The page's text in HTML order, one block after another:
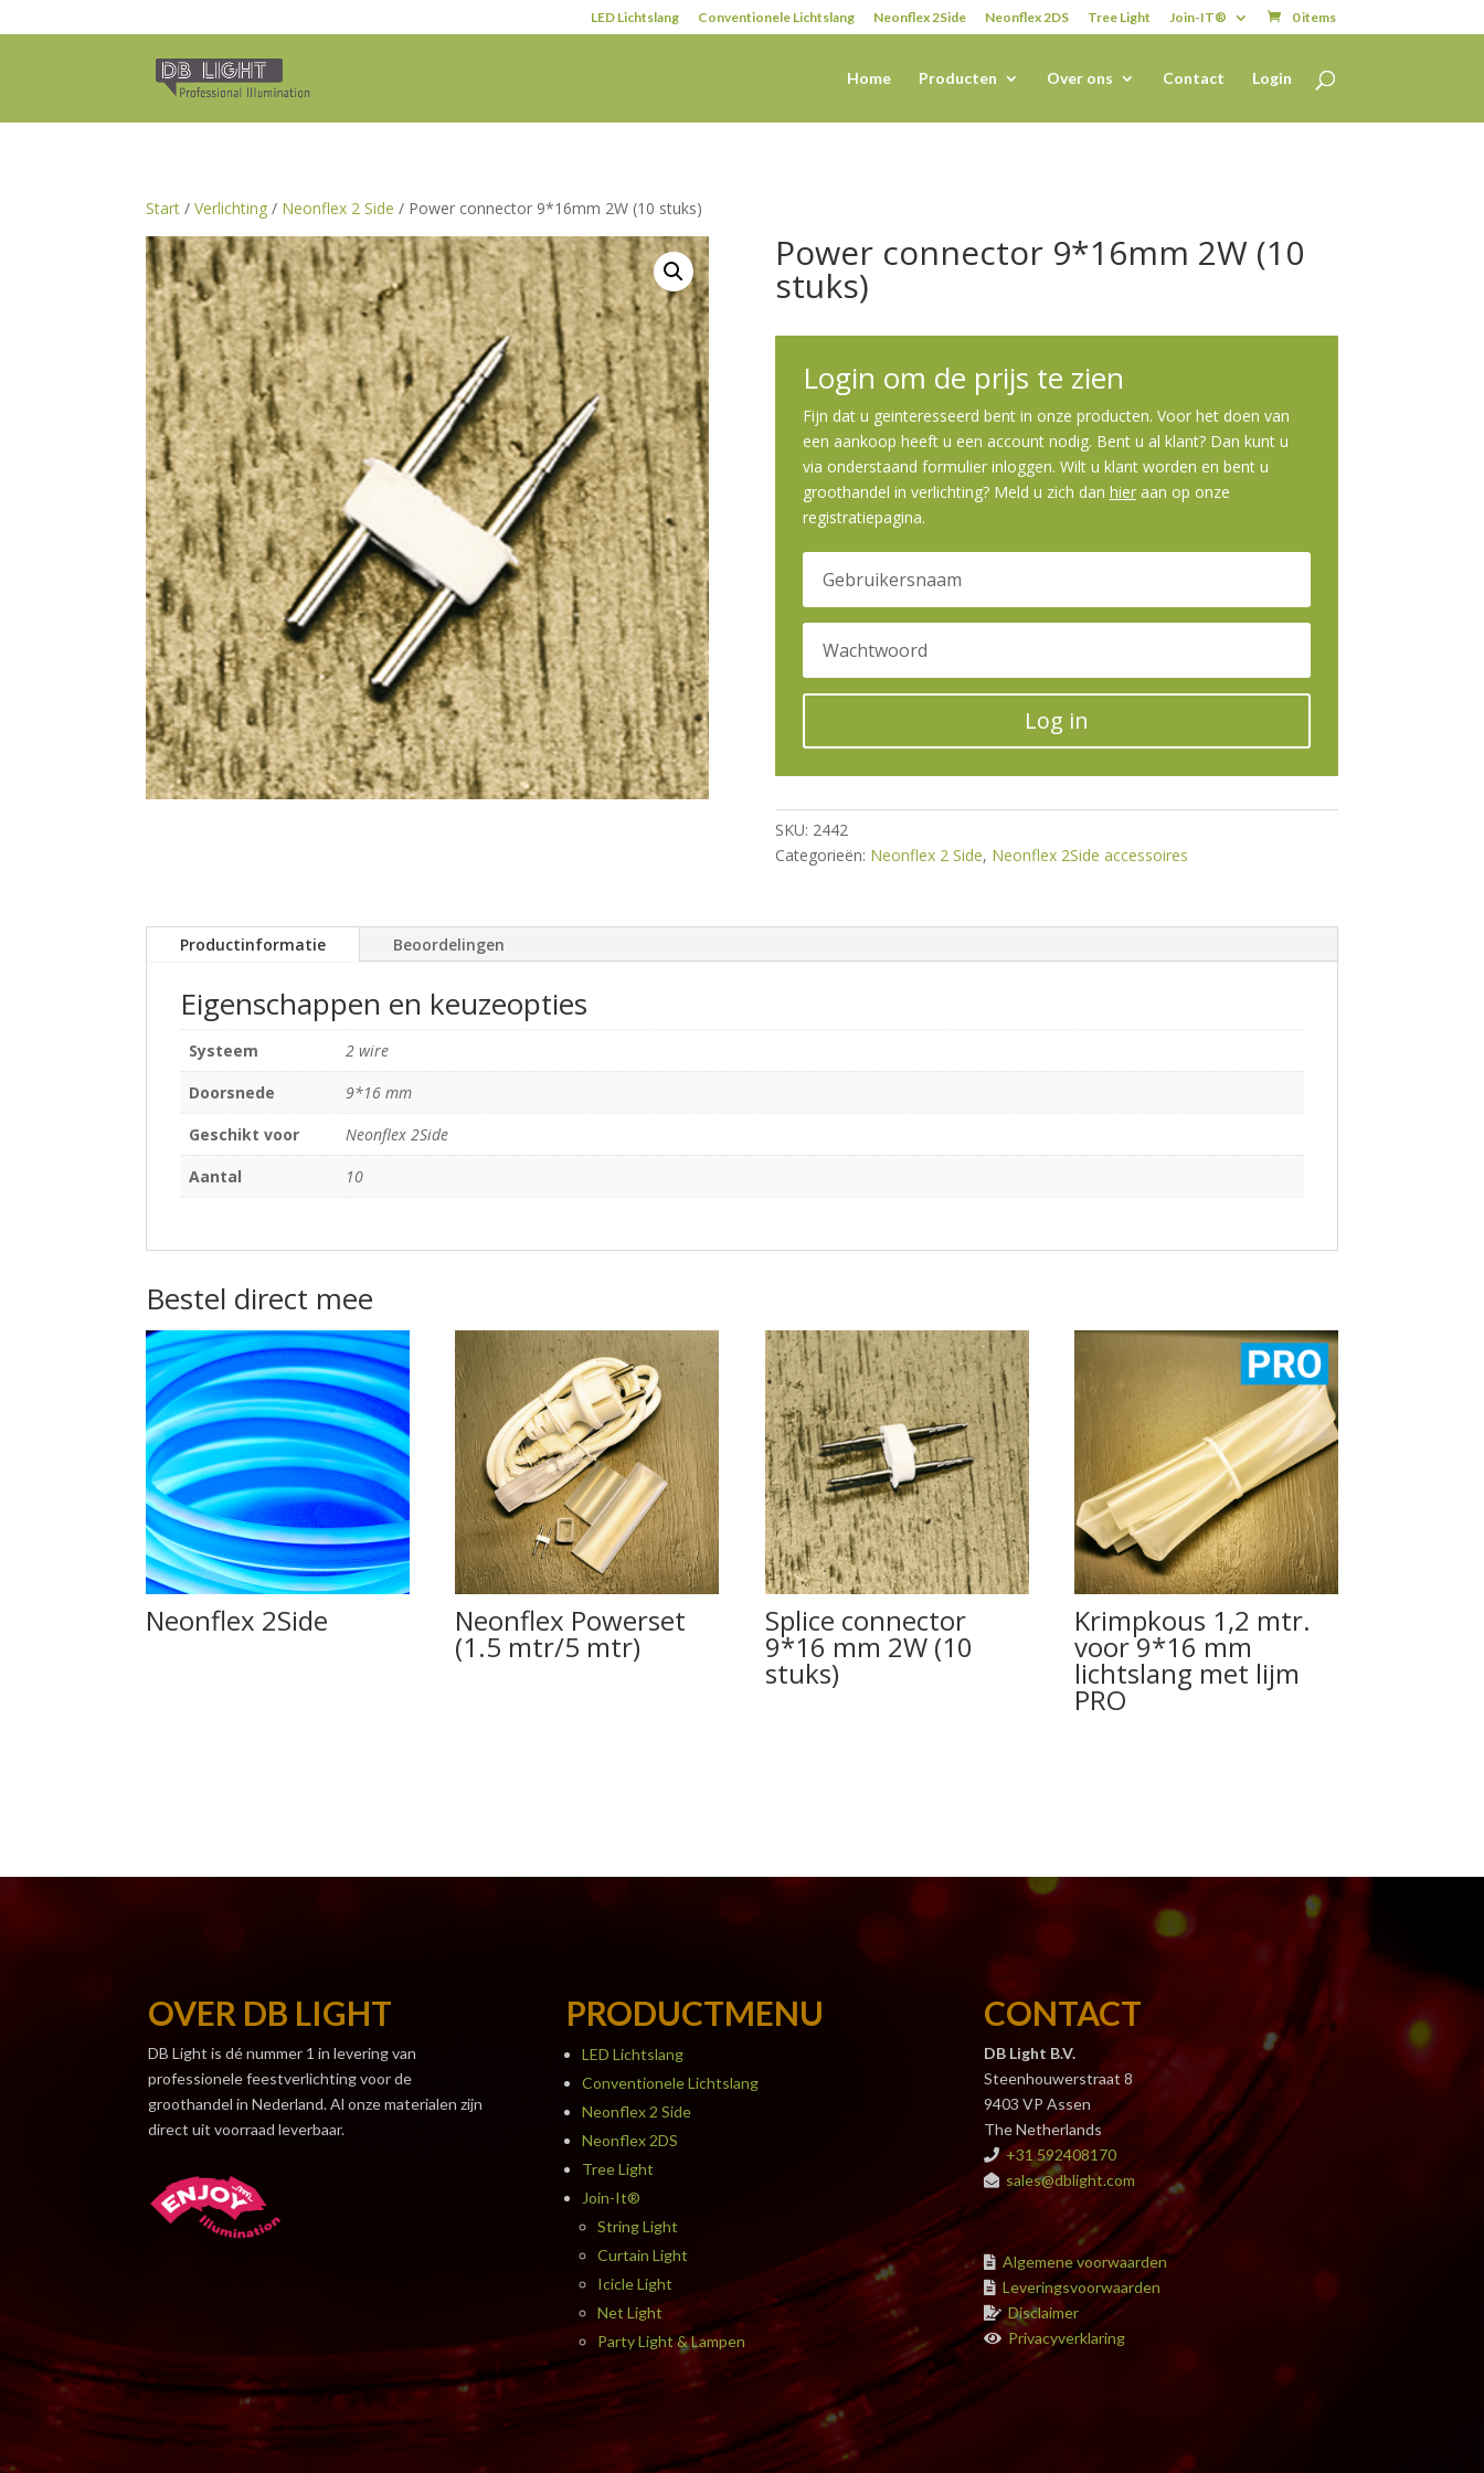
LED Lichtslang Conventionele Lichtslang Neonflex 2Side Neonflex 2DS Tree Light Join-IT® 0 items
Home Producten Over ons Contact Login
Start / Verlichting / Neonflex 2 Side / Power connector 9*16mm 2W (10 stuks)
Power connector 9*16mm 2W (10
stuks)
Login om de prijs te zien
Fijn dat u geinteresseerd bent in onze producten. Voor het doen van
een aankoop heeft u een account nodig. Bent u al klant? Dan kunt u
via onderstaand formulier inloggen. Wilt u klant worden en bent u
groothandel in verlichting? Meld u zich dan hieraan op onze
registratiepagina.
Log in
SKU: 2442
Categorieën: Neonflex 2 Side, Neonflex 2Side accessoires
Productinformatie Beoordelingen
Eigenschappen en keuzeopties
Systeem
2 wire
Doorsnede
9*16 mm
Geschikt voor
Neonflex 2Side
Aantal
10
Bestel direct mee
Neonflex 2Side Neonflex Powerset
(1.5 mtr/5 mtr)
Splice connector
9*16 mm 2W (10
stuks)
Krimpkous 1,2 mtr.
voor 9*16 mm
lichtslang met lijm
PRO
OVER DB LIGHT
DB Light is dé nummer 1 in levering van
professionele feestverlichting voor de
groothandel in Nederland. Al onze materialen zijn
direct uit voorraad leverbaar.
PRODUCTMENU
LED Lichtslang
Conventionele Lichtslang
Neonflex 2 Side
Neonflex 2DS
Tree Light
Join-It®
String Light
Curtain Light
Icicle Light
Net Light
Party Light & Lampen
CONTACT
DB Light B.V.
Steenhouwerstraat 8
9403 VP Assen
The Netherlands
+31 592408170
sales@dblight.com
Algemene voorwaarden
Leveringsvoorwaarden
Disclaimer
Privacyverklaring